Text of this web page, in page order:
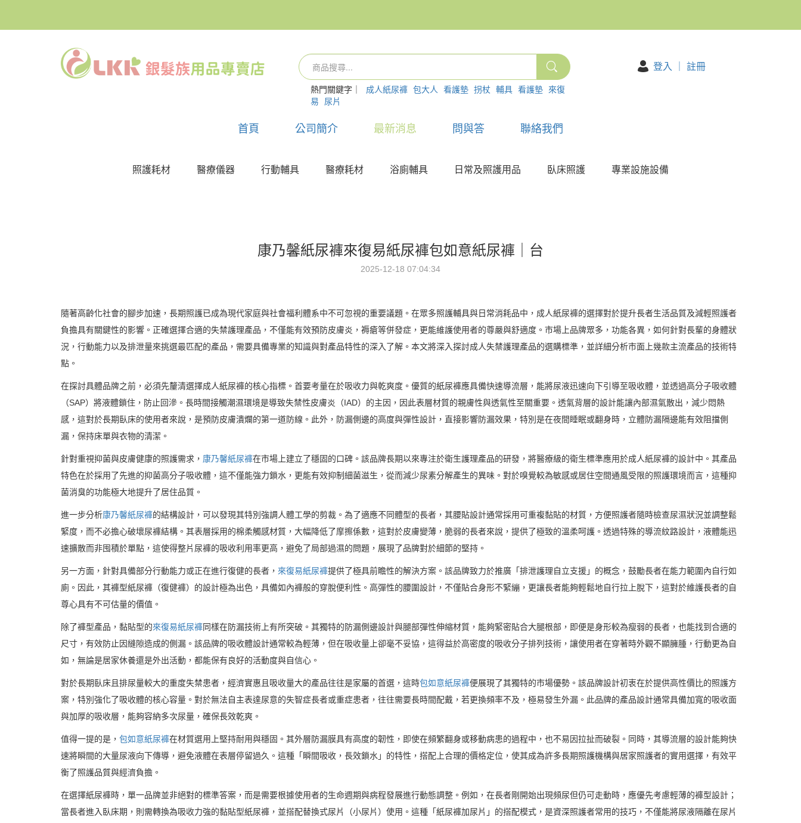
熱門關鍵字｜ 成人紙尿褲 包大人 看護墊 拐杖 輔具 看護墊 來復
易 尿片
登入 ｜ 註冊
首頁 公司簡介 最新消息 問與答 聯絡我們
照護耗材 醫療儀器 行動輔具 醫療耗材 浴廁輔具 日常及照護用品 臥床照護 專業設施設備
康乃馨紙尿褲來復易紙尿褲包如意紙尿褲｜台
2025-12-18 07:04:34
隨著高齡化社會的腳步加速，長期照護已成為現代家庭與社會福利體系中不可忽視的重要議題。在眾多照護輔具與日常消耗品中，成人紙尿褲的選擇對於提升長者生活品質及減輕照護者
負擔具有關鍵性的影響。正確選擇合適的失禁護理產品，不僅能有效預防皮膚炎，褥瘡等併發症，更能維護使用者的尊嚴與舒適度。市場上品牌眾多，功能各異，如何針對長輩的身體狀
況，行動能力以及排泄量來挑選最匹配的產品，需要具備專業的知識與對產品特性的深入了解。本文將深入探討成人失禁護理產品的選購標準，並詳細分析市面上幾款主流產品的技術特
點。
在探討具體品牌之前，必須先釐清選擇成人紙尿褲的核心指標。首要考量在於吸收力與乾爽度。優質的紙尿褲應具備快速導流層，能將尿液迅速向下引導至吸收體，並透過高分子吸收體
（SAP）將液體鎖住，防止回滲。長時間接觸潮濕環境是導致失禁性皮膚炎（IAD）的主因，因此表層材質的親膚性與透氣性至關重要。透氣背層的設計能讓內部濕氣散出，減少悶熱
感，這對於長期臥床的使用者來說，是預防皮膚潰爛的第一道防線。此外，防漏側邊的高度與彈性設計，直接影響防漏效果，特別是在夜間睡眠或翻身時，立體防漏隔邊能有效阻擋側
漏，保持床單與衣物的清潔。
針對重視抑菌與皮膚健康的照護需求， 康乃馨紙尿褲在市場上建立了穩固的口碑。該品牌長期以來專注於衛生護理產品的研發，將醫療級的衛生標準應用於成人紙尿褲的設計中。其產品
特色在於採用了先進的抑菌高分子吸收體，這不僅能強力鎖水，更能有效抑制細菌滋生，從而減少尿素分解產生的異味。對於嗅覺較為敏感或居住空間通風受限的照護環境而言，這種抑
菌消臭的功能極大地提升了居住品質。
進一步分析康乃馨紙尿褲的結構設計，可以發現其特別強調人體工學的剪裁。為了適應不同體型的長者，其腰貼設計通常採用可重複黏貼的材質，方便照護者隨時檢查尿濕狀況並調整鬆
緊度，而不必擔心破壞尿褲結構。其表層採用的棉柔觸感材質，大幅降低了摩擦係數，這對於皮膚變薄，脆弱的長者來說，提供了極致的溫柔呵護。透過特殊的導流紋路設計，液體能迅
速擴散而非囤積於單點，這使得整片尿褲的吸收利用率更高，避免了局部過濕的問題，展現了品牌對於細節的堅持。
另一方面，針對具備部分行動能力或正在進行復健的長者， 來復易紙尿褲提供了極具前瞻性的解決方案。該品牌致力於推廣「排泄護理自立支援」的概念，鼓勵長者在能力範圍內自行如
廁。因此，其褲型紙尿褲（復健褲）的設計極為出色，具備如內褲般的穿脫便利性。高彈性的腰圍設計，不僅貼合身形不緊繃，更讓長者能夠輕鬆地自行拉上脫下，這對於維護長者的自
尊心具有不可估量的價值。
除了褲型產品，黏貼型的來復易紙尿褲同樣在防漏技術上有所突破。其獨特的防漏側邊設計與腿部彈性伸縮材質，能夠緊密貼合大腿根部，即便是身形較為瘦弱的長者，也能找到合適的
尺寸，有效防止因縫隙造成的側漏。該品牌的吸收體設計通常較為輕薄，但在吸收量上卻毫不妥協，這得益於高密度的吸收分子排列技術，讓使用者在穿著時外觀不顯臃腫，行動更為自
如，無論是居家休養還是外出活動，都能保有良好的活動度與自信心。
對於長期臥床且排尿量較大的重度失禁患者，經濟實惠且吸收量大的產品往往是家屬的首選，這時包如意紙尿褲便展現了其獨特的市場優勢。該品牌設計初衷在於提供高性價比的照護方
案，特別強化了吸收體的核心容量。對於無法自主表達尿意的失智症長者或重症患者，往往需要長時間配戴，若更換頻率不及，極易發生外漏。此品牌的產品設計通常具備加寬的吸收面
與加厚的吸收層，能夠容納多次尿量，確保長效乾爽。
值得一提的是， 包如意紙尿褲在材質選用上堅持耐用與穩固。其外層防漏膜具有高度的韌性，即使在頻繁翻身或移動病患的過程中，也不易因拉扯而破裂。同時，其導流層的設計能夠快
速將瞬間的大量尿液向下傳導，避免液體在表層停留過久。這種「瞬間吸收，長效鎖水」的特性，搭配上合理的價格定位，使其成為許多長期照護機構與居家照護者的實用選擇，有效平
衡了照護品質與經濟負擔。
在選擇紙尿褲時，單一品牌並非絕對的標準答案，而是需要根據使用者的生命週期與病程發展進行動態調整。例如，在長者剛開始出現頻尿但仍可走動時，應優先考慮輕薄的褲型設計；
當長者進入臥床期，則需轉換為吸收力強的黏貼型紙尿褲，並搭配替換式尿片（小尿片）使用。這種「紙尿褲加尿片」的搭配模式，是資深照護者常用的技巧，不僅能將尿液隔離在尿片